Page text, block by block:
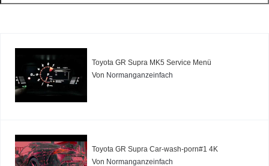
Toyota GR Supra MK5 Service Menü
Von Normanganzeinfach
Toyota GR Supra Car-wash-porn#1 4K
Von Normanganzeinfach